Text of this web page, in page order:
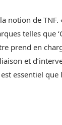
notion de TNF.
telles que
prend en
et
essentiel